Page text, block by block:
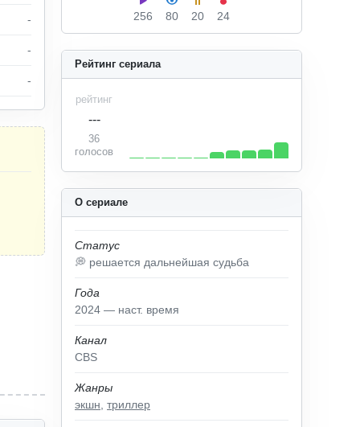
256 80 20 24
О сериале
Статус
💭 решается дальнейшая судьба
Года
2024 — наст. время
Канал
CBS
Жанры
экшн триллер
Рейтинг сериала
рейтинг
---
36
голосов
-
-
-